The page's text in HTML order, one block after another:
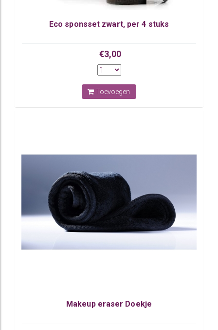
Eco sponsset zwart, per 4 stuks
€3,00
Toevoegen
Makeup eraser Doekje